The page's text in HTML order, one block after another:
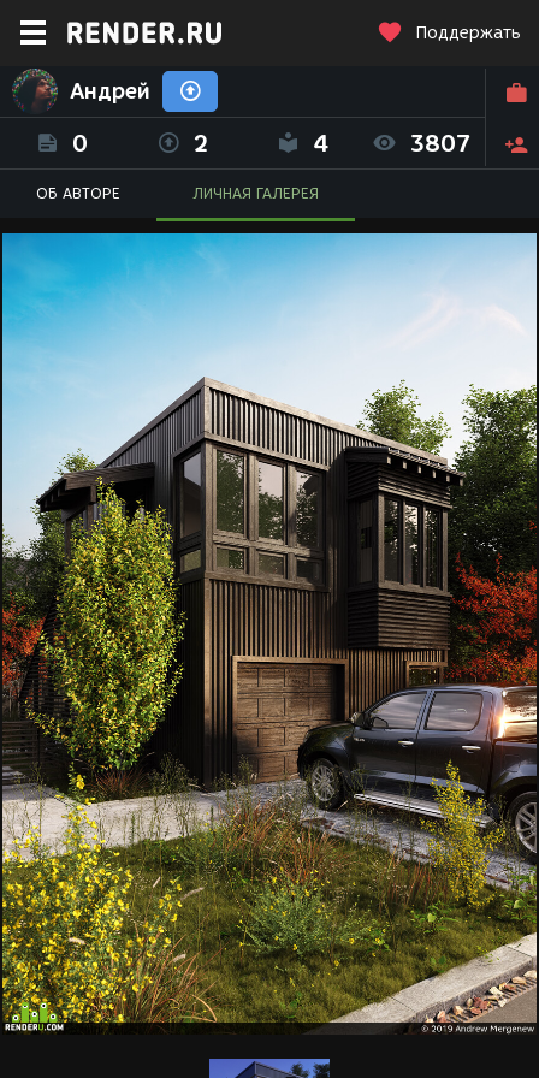
Поддержать
Андрей
0 2 4 3807
ОБ АВТОРЕ ЛИЧНАЯ ГАЛЕРЕЯ